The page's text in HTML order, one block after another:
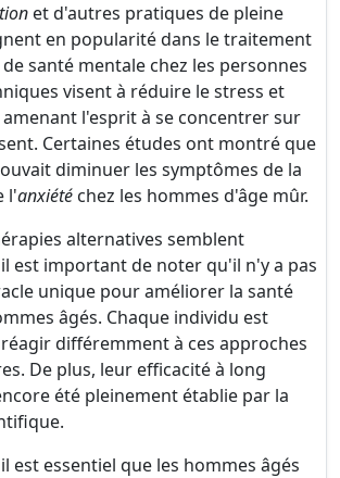
et d'autres pratiques de pleine
en popularité dans le traitement
santé mentale chez les personnes
visent à réduire le stress et
l'esprit à se concentrer sur
Certaines études ont montré que
diminuer les symptômes de la
l'anxiété chez les hommes d'âge mûr.
alternatives semblent
est important de noter qu'il n'y a pas
unique pour améliorer la santé
âgés. Chaque individu est
différemment à ces approches
De plus, leur efficacité à long
été pleinement établie par la
est essentiel que les hommes âgés